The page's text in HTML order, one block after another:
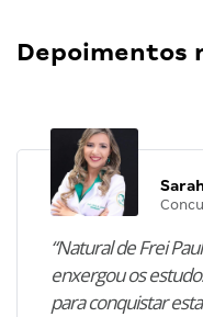
Depoimentos
“Natural de Frei
enxergou os
para conquistar